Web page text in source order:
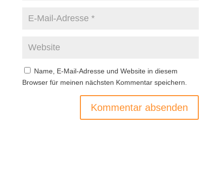
Name, E-Mail-Adresse und Website in diesem
Browser für meinen nächsten Kommentar speichern.